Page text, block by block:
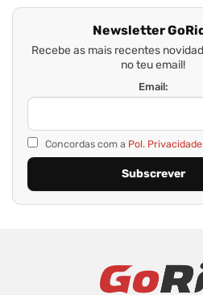
Newsletter
Recebe as mais recentes
no teu email!
Email:
Concordas com a Pol.